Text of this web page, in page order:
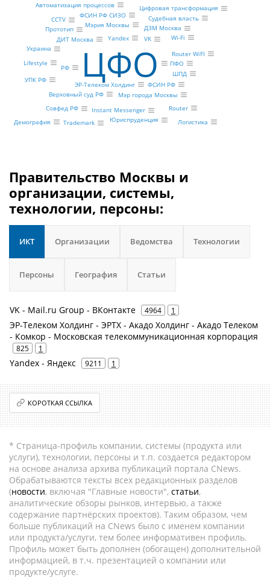
ЦФО
VK
ЭР-Телеком Холдинг
Yandex
ДЗМ Москва
Мэрия Москвы
ФСИН РФ
Верховный суд РФ
Мэр города Москвы
Судебная власть
ФСИН РФ СИЗО
ДИТ Москва
Совфед РФ
CCTV
ШПД
Instant Messenger
Цифровая трансформация
Router
Прототип
Router WiFI
Автоматизация процессов
Wi-Fi
ПФО
Украина
РФ
Lifestyle
УПК РФ
Демография Trademark Юриспруденция Логистика
Правительство Москвы и
организации, системы,
технологии, персоны:
ИКТ Организации Ведомства Технологии
Персоны География Статьи
VK - Mail.ru Group - ВКонтакте 4964 1
ЭР-Телеком Холдинг - ЭРТХ - Акадо Холдинг - Акадо Телеком
- Комкор - Московская телекоммуникационная корпорация
825 1
Yandex - Яндекс 9211 1
КОРОТКАЯ ССЫЛКА
* Страница-профиль компании, системы (продукта или
услуги), технологии, персоны и т.п. создается редактором
на основе анализа архива публикаций портала CNews.
Обрабатываются тексты всех редакционных разделов
(новости, включая "Главные новости", статьи,
аналитические обзоры рынков, интервью, а также
содержание партнёрских проектов). Таким образом, чем
больше публикаций на CNews было с именем компании
или продукта/услуги, тем более информативен профиль.
Профиль может быть дополнен (обогащен) дополнительной
информацией, в т.ч. презентацией о компании или
продукте/услуге.